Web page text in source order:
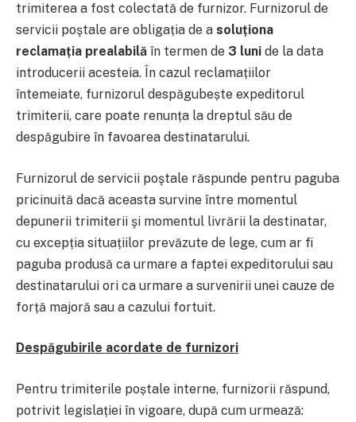
trimiterea a fost colectată de furnizor. Furnizorul de
servicii poştale are obligația de a soluționa
reclamația prealabilă în termen de 3 luni de la data
introducerii acesteia. În cazul reclamațiilor
întemeiate, furnizorul despăgubește expeditorul
trimiterii, care poate renunța la dreptul său de
despăgubire în favoarea destinatarului.
Furnizorul de servicii poştale răspunde pentru paguba
pricinuită dacă aceasta survine între momentul
depunerii trimiterii şi momentul livrării la destinatar,
cu excepția situațiilor prevăzute de lege, cum ar fi
paguba produsă ca urmare a faptei expeditorului sau
destinatarului ori ca urmare a survenirii unei cauze de
forță majoră sau a cazului fortuit.
Despăgubirile acordate de furnizori
Pentru trimiterile poștale interne, furnizorii răspund,
potrivit legislației în vigoare, după cum urmează: